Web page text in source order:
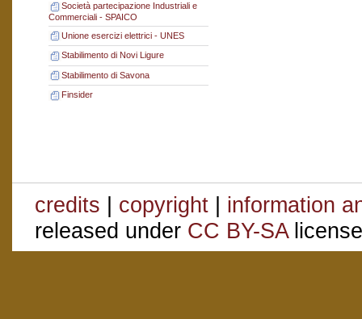
Società partecipazione Industriali e
Commerciali - SPAICO
Unione esercizi elettrici - UNES
Stabilimento di Novi Ligure
Stabilimento di Savona
Finsider
credits | copyright | information
released under CC BY-SA